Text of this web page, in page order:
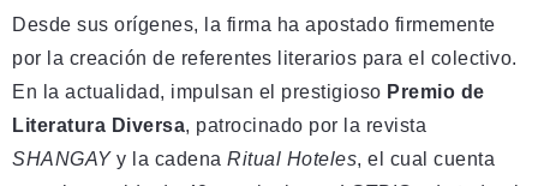
Desde sus orígenes, la firma ha apostado firmemente
por la creación de referentes literarios para el colectivo.
En la actualidad, impulsan el prestigioso Premio de
Literatura Diversa, patrocinado por la revista
SHANGAYy la cadena Ritual Hoteles, el cual cuenta